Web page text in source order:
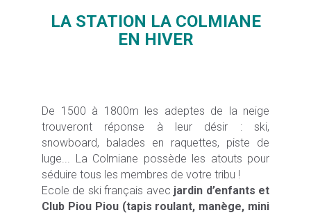
LA STATION LA COLMIANE
EN HIVER
De 1500 à 1800m les adeptes de la neige
trouveront réponse à leur désir : ski,
snowboard, balades en raquettes, piste de
luge... La Colmiane possède les atouts pour
séduire tous les membres de votre tribu !
Ecole de ski français avec jardin d’enfants et
Club Piou Piou (tapis roulant, manège, mini